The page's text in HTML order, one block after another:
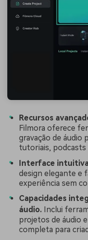
Recursos
Filmora oferece
gravação de áudio
tutoriais, podcasts
Interface
design elegante e
experiência sem
Capacidades
áudio. Inclui
projetos de áudio
completa para